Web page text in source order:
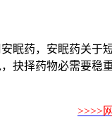
药，安眠药关于
抉择药物必需要
>>>>